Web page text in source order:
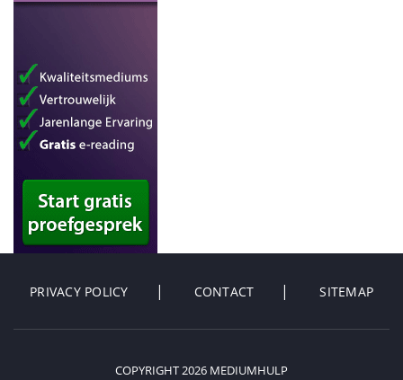
PRIVACY POLICY CONTACT SITEMAP
COPYRIGHT 2026 MEDIUMHULP